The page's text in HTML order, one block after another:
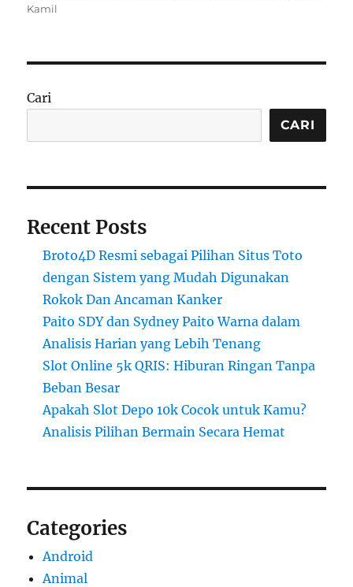
on
Kamil
Cari
CARI
Recent Posts
Broto4D Resmi sebagai Pilihan Situs Toto
dengan Sistem yang Mudah Digunakan
Rokok Dan Ancaman Kanker
Paito SDY dan Sydney Paito Warna dalam
Analisis Harian yang Lebih Tenang
Slot Online 5k QRIS: Hiburan Ringan Tanpa
Beban Besar
Apakah Slot Depo 10k Cocok untuk Kamu?
Analisis Pilihan Bermain Secara Hemat
Categories
Android
Animal